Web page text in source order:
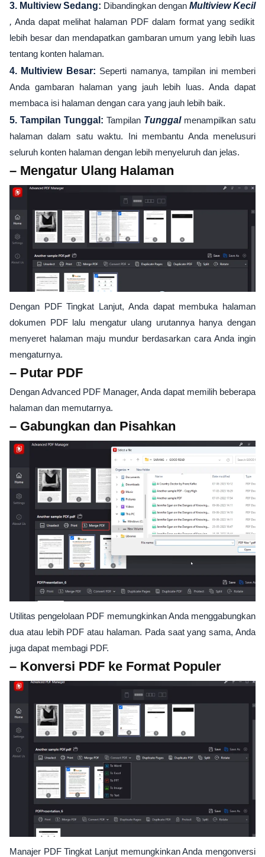
3. Multiview Sedang: Dibandingkan dengan Multiview Kecil
, Anda dapat melihat halaman PDF dalam format yang sedikit
lebih besar dan mendapatkan gambaran umum yang lebih luas
tentang konten halaman.
4. Multiview Besar: Seperti namanya, tampilan ini memberi
Anda gambaran halaman yang jauh lebih luas. Anda dapat
membaca isi halaman dengan cara yang jauh lebih baik.
5. Tampilan Tunggal: Tampilan Tunggalmenampilkan satu
halaman dalam satu waktu. Ini membantu Anda menelusuri
seluruh konten halaman dengan lebih menyeluruh dan jelas.
– Mengatur Ulang Halaman
Dengan PDF Tingkat Lanjut, Anda dapat membuka halaman
dokumen PDF lalu mengatur ulang urutannya hanya dengan
menyeret halaman maju mundur berdasarkan cara Anda ingin
mengaturnya.
– Putar PDF
Dengan Advanced PDF Manager, Anda dapat memilih beberapa
halaman dan memutarnya.
– Gabungkan dan Pisahkan
Utilitas pengelolaan PDF memungkinkan Anda menggabungkan
dua atau lebih PDF atau halaman. Pada saat yang sama, Anda
juga dapat membagi PDF.
– Konversi PDF ke Format Populer
Manajer PDF Tingkat Lanjut memungkinkan Anda mengonversi